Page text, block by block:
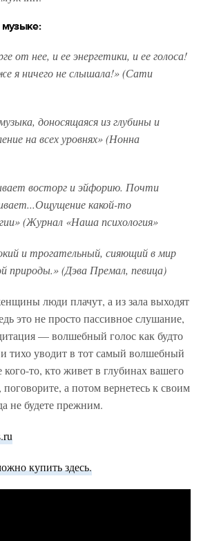
музыке:
от нее, и ее энергетики, и ее голоса!
я ничего не слышала!» (Сати
доносящаяся из глубины и
на всех уровнях» (Нонна
восторг и эйфорию. Почти
какой-то
(Журнал «Наша психология»
и трогательный, сияющий в мир
природы.» (Дэва Премал, певица)
люди плачут, а из зала выходят
это не просто пассивное слушание,
— волшебный голос как будто
и тихо уводит в тот самый волшебный
кого-то, кто живет в глубинах вашего
поговорите, а потом вернетесь к своим
не будете прежним.
купить здесь.